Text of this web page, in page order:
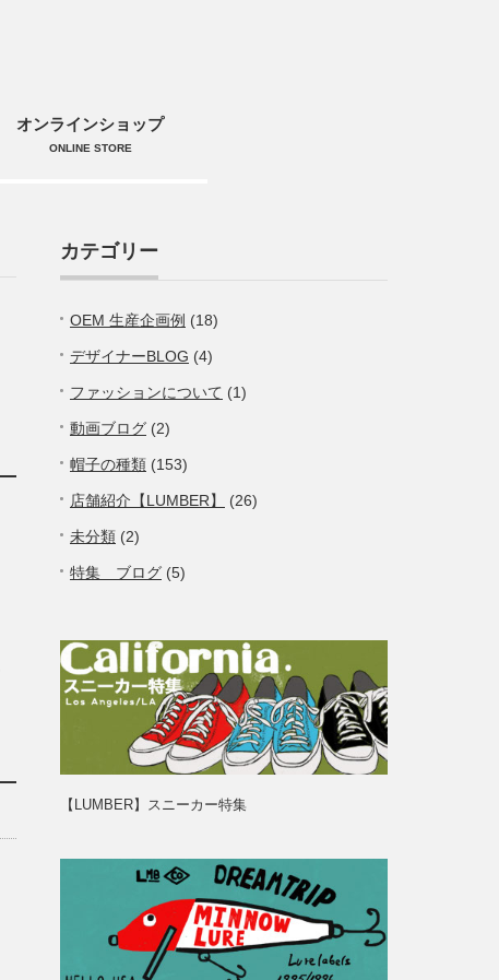
オンラインショップ
ONLINE STORE
カテゴリー
OEM 生産企画例 (18)
デザイナーBLOG (4)
ファッションについて (1)
動画ブログ (2)
帽子の種類 (153)
店舗紹介【LUMBER】 (26)
未分類 (2)
特集 ブログ (5)
【LUMBER】スニーカー特集